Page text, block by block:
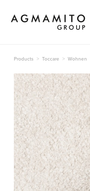
Products Toccare Wohnen